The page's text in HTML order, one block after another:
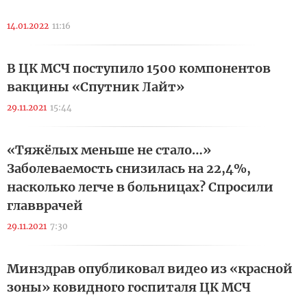
14.01.2022 11:16
В ЦК МСЧ поступило 1500 компонентов
вакцины «Спутник Лайт»
29.11.2021 15:44
«Тяжёлых меньше не стало…»
Заболеваемость снизилась на 22,4%,
насколько легче в больницах? Спросили
главврачей
29.11.2021 7:30
Минздрав опубликовал видео из «красной
зоны» ковидного госпиталя ЦК МСЧ